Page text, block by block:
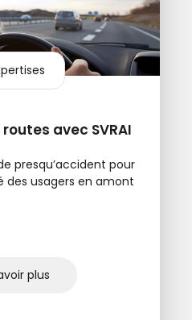
avec SVRAI
presqu’accident pour
des usagers en amont
plus